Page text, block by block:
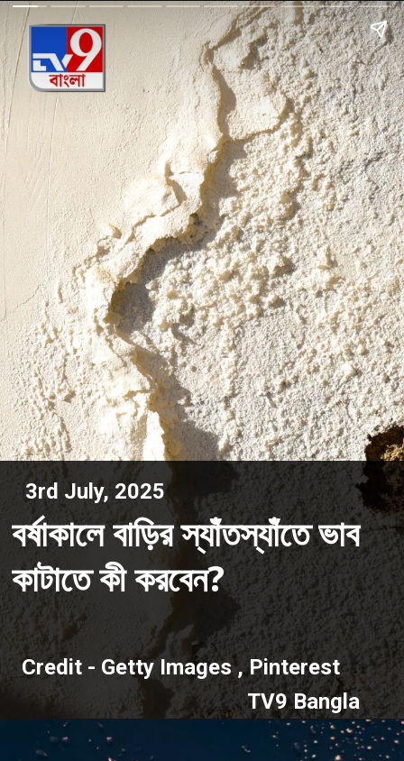
3rd July, 2025
বর্ষাকালে বাড়ির স্যাঁতস্যাঁতে ভাব
কাটাতে কী করবেন?
TV9 Bangla
Credit - Getty Images , Pinterest